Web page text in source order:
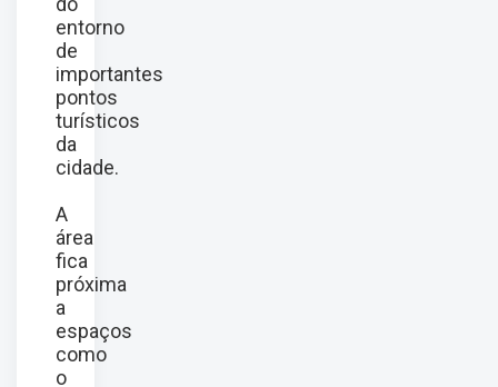
entorno
de
importantes
pontos
turísticos
da
cidade.
A
área
fica
próxima
a
espaços
como
o